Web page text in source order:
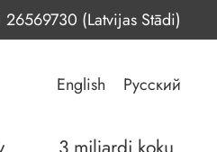
26569730 (Latvijas Stādi)
English Русский